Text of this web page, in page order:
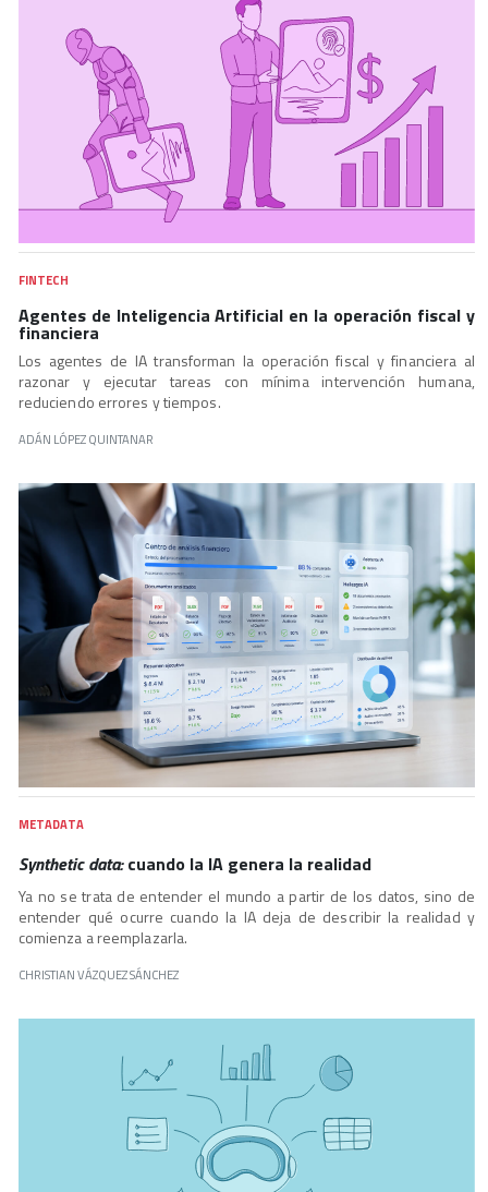
FINTECH
Agentes de Inteligencia Artificial en la operación fiscal y
financiera
Los agentes de IA transforman la operación fiscal y financiera al
razonar y ejecutar tareas con mínima intervención humana,
reduciendo errores y tiempos.
ADÁN LÓPEZ QUINTANAR
METADATA
Synthetic data:cuando la IA genera la realidad
Ya no se trata de entender el mundo a partir de los datos, sino de
entender qué ocurre cuando la IA deja de describir la realidad y
comienza a reemplazarla.
CHRISTIAN VÁZQUEZ SÁNCHEZ